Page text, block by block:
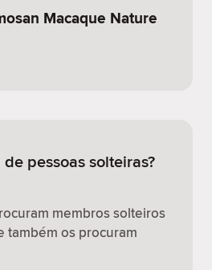
Macaque Nature
pessoas solteiras?
membros solteiros
também os procuram